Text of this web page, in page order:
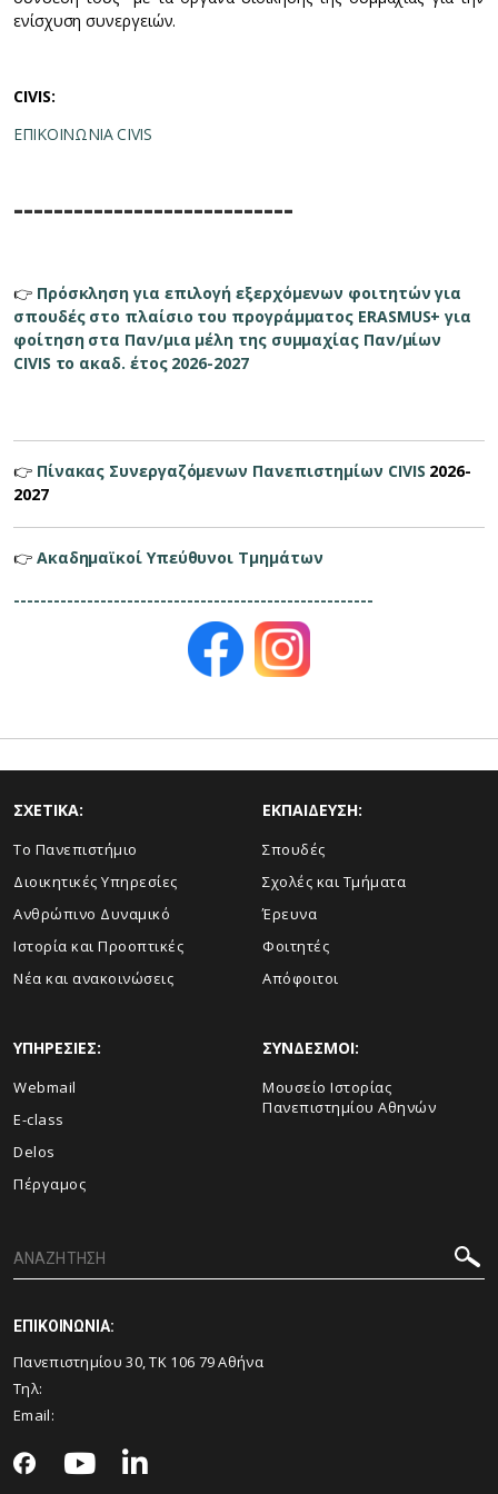
ενίσχυση συνεργειών.
CIVIS:
ΕΠΙΚΟΙΝΩΝΙΑ CIVIS
----------------------------
👉 Πρόσκληση για επιλογή εξερχόμενων φοιτητών για
σπουδές στο πλαίσιο του προγράμματος ERASMUS+ για
φοίτηση στα Παν/μια μέλη της συμμαχίας Παν/μίων
CIVIS το ακαδ. έτος 2026-2027
👉 Πίνακας Συνεργαζόμενων Πανεπιστημίων CIVIS 2026-
2027
👉 Ακαδημαϊκοί Υπεύθυνοι Τμημάτων
------------------------------------------------------
ΣΧΕΤΙΚΑ:
Το Πανεπιστήμιο
Διοικητικές Υπηρεσίες
Ανθρώπινο Δυναμικό
Ιστορία και Προοπτικές
Νέα και ανακοινώσεις
ΕΚΠΑΙΔΕΥΣΗ:
Σπουδές
Σχολές και Τμήματα
Έρευνα
Φοιτητές
Απόφοιτοι
ΥΠΗΡΕΣΙΕΣ:
Webmail
E-class
Delos
Πέργαμος
ΣΥΝΔΕΣΜΟΙ:
Μουσείο Ιστορίας
Πανεπιστημίου Αθηνών
ΕΠΙΚΟΙΝΩΝΙΑ:
Πανεπιστημίου 30, ΤΚ 106 79 Αθήνα
Τηλ:
Email: